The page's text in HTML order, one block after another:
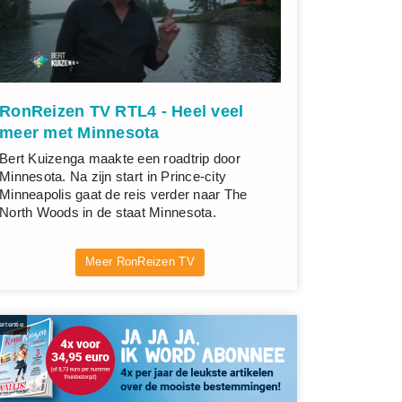
RonReizen TV RTL4 - Heel veel
meer met Minnesota
Bert Kuizenga maakte een roadtrip door
Minnesota. Na zijn start in Prince-city
Minneapolis gaat de reis verder naar The
North Woods in de staat Minnesota.
Meer RonReizen TV